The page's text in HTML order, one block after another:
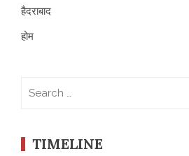
हैदराबाद
होम
TIMELINE